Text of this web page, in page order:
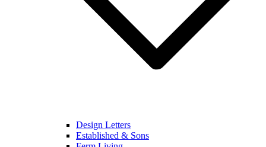
Design Letters
Established & Sons